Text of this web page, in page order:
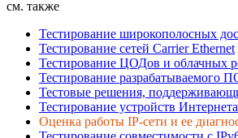
см. также
Тестирование широкополосных
Тестирование сетей Carrier Ethernet
Тестирование ЦОДов и облачных
Тестирование разрабатываемого
Тестовые решения,
Тестирование устройств
Оценка работы IP-сети и ее